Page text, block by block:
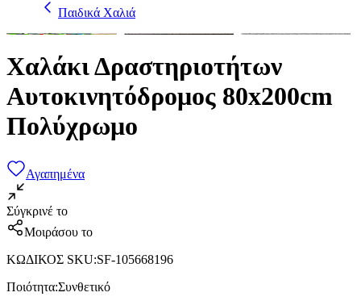
Παιδικά Χαλιά
Χαλάκι Δραστηριοτήτων
Αυτοκινητόδρομος 80x200cm
Πολύχρωμο
Αγαπημένα
Σύγκρινέ το
Μοιράσου το
ΚΩΔΙΚΟΣ SKU:SF-105668196
Ποιότητα:Συνθετικό